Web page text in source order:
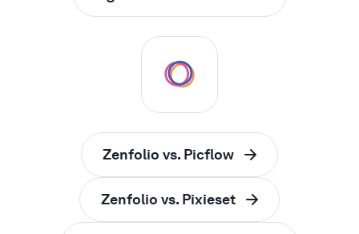
Zenfolio vs. Picflow
Zenfolio vs. Pixieset